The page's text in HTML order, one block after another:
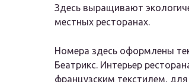
Здесь выращивают
местных ресторанах.
Номера здесь оформлены
Беатрикс. Интерьер
французским текстилем,